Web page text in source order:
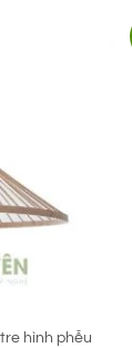
hình phễu